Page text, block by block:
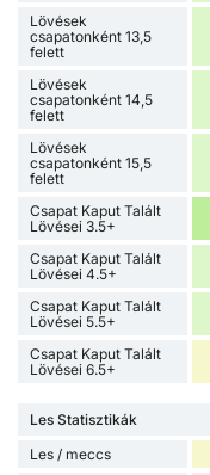
Lövések
csapatonként 13,5
felett
Lövések
csapatonként 14,5
felett
Lövések
csapatonként 15,5
felett
Csapat Kaput Talált
Lövései 3.5+
Csapat Kaput Talált
Lövései 4.5+
Csapat Kaput Talált
Lövései 5.5+
Csapat Kaput Talált
Lövései 6.5+
Les Statisztikák
Les / meccs